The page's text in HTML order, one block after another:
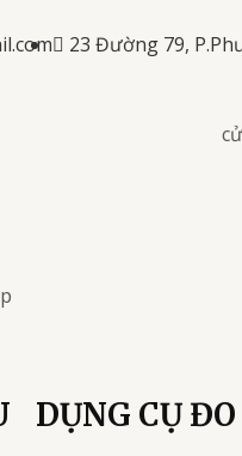
23 Đường 79,
DỤNG CỤ